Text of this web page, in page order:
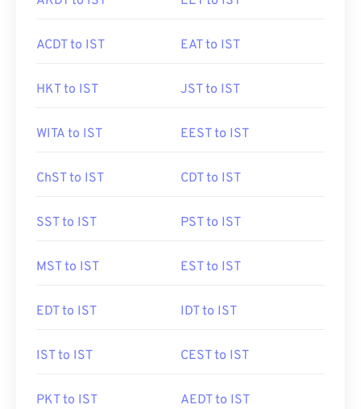
ACDT to IST EAT to IST
HKT to IST JST to IST
WITA to IST EEST to IST
ChST to IST CDT to IST
SST to IST PST to IST
MST to IST EST to IST
EDT to IST IDT to IST
IST to IST CEST to IST
PKT to IST AEDT to IST